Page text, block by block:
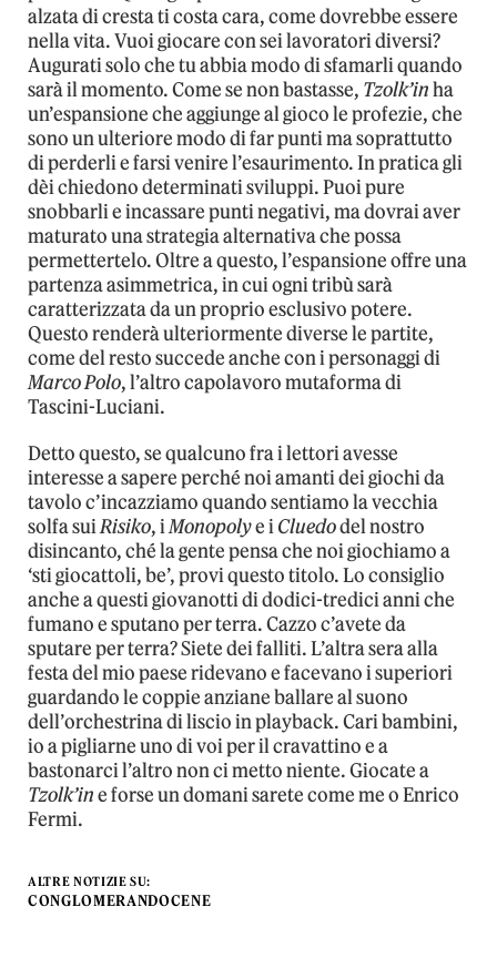
alzata di cresta ti costa cara, come dovrebbe essere
nella vita. Vuoi giocare con sei lavoratori diversi?
Augurati solo che tu abbia modo di sfamarli quando
sarà il momento. Come se non bastasse, Tzolk’inha
un’espansione che aggiunge al gioco le profezie, che
sono un ulteriore modo di far punti ma soprattutto
di perderli e farsi venire l’esaurimento. In pratica gli
dèi chiedono determinati sviluppi. Puoi pure
snobbarli e incassare punti negativi, ma dovrai aver
maturato una strategia alternativa che possa
permettertelo. Oltre a questo, l’espansione offre una
partenza asimmetrica, in cui ogni tribù sarà
caratterizzata da un proprio esclusivo potere.
Questo renderà ulteriormente diverse le partite,
come del resto succede anche con i personaggi di
Marco Polo, l’altro capolavoro mutaforma di
Tascini-Luciani.
Detto questo, se qualcuno fra i lettori avesse
interesse a sapere perché noi amanti dei giochi da
tavolo c’incazziamo quando sentiamo la vecchia
solfa suiRisiko, iMonopolye iCluedodel nostro
disincanto, ché la gente pensa che noi giochiamo a
‘sti giocattoli, be’, provi questo titolo. Lo consiglio
anche a questi giovanotti di dodici-tredici anni che
fumano e sputano per terra. Cazzo c’avete da
sputare per terra? Siete dei falliti. L’altra sera alla
festa del mio paese ridevano e facevano i superiori
guardando le coppie anziane ballare al suono
dell’orchestrina di liscio in playback. Cari bambini,
io a pigliarne uno di voi per il cravattino e a
bastonarci l’altro non ci metto niente. Giocate a
Tzolk’ine forse un domani sarete come me o Enrico
Fermi.
ALTRE NOTIZIE SU:
CONGLOMERANDOCENE